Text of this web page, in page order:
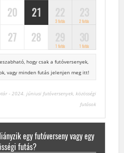
20 21
3 futás 2 futás
27 28
1 futás 1 futás
hogy csak a futóversenyek,
vagy minden futás jelenjen meg itt!
- 2024. júniusi futóversenyek, közösségi
futások
egy futóverseny vagy egy
futás?